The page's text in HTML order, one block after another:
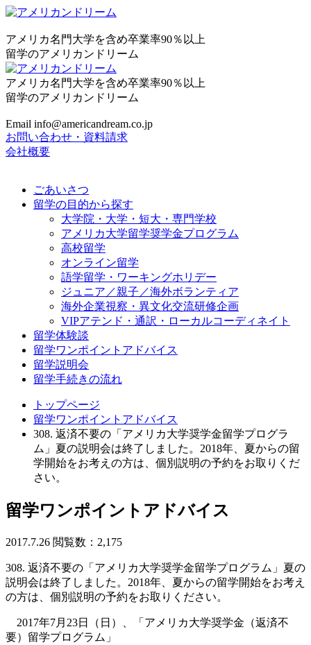
アメリカ名門大学を含め卒業率90％以上
留学のアメリカンドリーム
アメリカ名門大学を含め卒業率90％以上
留学のアメリカンドリーム
Email info@americandream.co.jp
お問い合わせ・資料請求
会社概要
ごあいさつ
留学の目的から探す
大学院・大学・短大・専門学校
アメリカ大学留学奨学金プログラム
高校留学
オンライン留学
語学留学・ワーキングホリデー
ジュニア／親子／海外ボランティア
海外企業視察・異文化交流研修企画
VIPアテンド・通訳・ローカルコーディネイト
留学体験談
留学ワンポイントアドバイス
留学説明会
留学手続きの流れ
トップページ
留学ワンポイントアドバイス
308. 返済不要の「アメリカ大学奨学金留学プログラ
ム」夏の説明会は終了しました。2018年、夏からの留
学開始をお考えの方は、個別説明の予約をお取りくだ
さい。
留学ワンポイントアドバイス
2017.7.26 閲覧数：2,175
308. 返済不要の「アメリカ大学奨学金留学プログラム」夏の
説明会は終了しました。2018年、夏からの留学開始をお考え
の方は、個別説明の予約をお取りください。
2017年7月23日（日）、「アメリカ大学奨学金（返済不
要）留学プログラム」